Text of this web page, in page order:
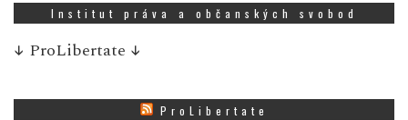
Institut práva a občanských svobod
↓ ProLibertate ↓
ProLibertate